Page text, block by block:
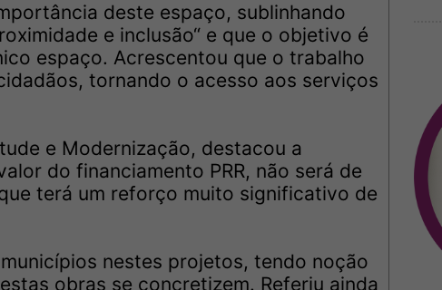
deste espaço, sublinhando
e inclusão“ e que o objetivo é
espaço. Acrescentou que o trabalho
tornando o acesso aos serviços
e Modernização, destacou a
do financiamento PRR, não será de
terá um reforço muito significativo de
nestes projetos, tendo noção
obras se concretizem. Referiu ainda